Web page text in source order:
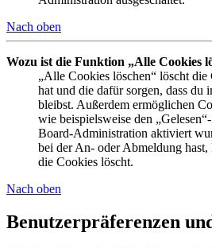
Nach oben
Wozu ist die Funktion „Alle Cookies
„Alle Cookies löschen“ löscht
hat und die dafür sorgen, dass du
bleibst. Außerdem ermöglichen
wie beispielsweise den
Board-Administration aktiviert
bei der An- oder Abmeldung
die Cookies löscht.
Nach oben
Benutzerpräferenzen